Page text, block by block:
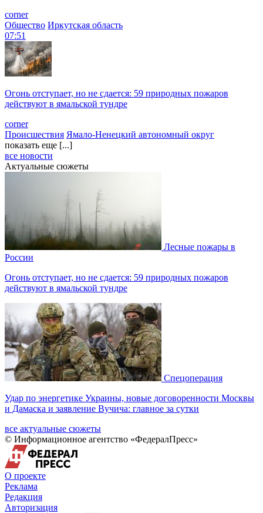
corner
Общество Иркутская область
07:51
Огонь отступает, но не сдается: 59 природных пожаров
действуют в ямальской тундре
corner
Происшествия Ямало-Ненецкий автономный округ
показать еще [...]
все новости
Актуальные сюжеты
Лесные пожары в
России
Огонь отступает, но не сдается: 59 природных пожаров
действуют в ямальской тундре
Спецоперация
Удар по энергетике Украины, новые договоренности Москвы
и Дамаска и заявление Вучича: главное за сутки
все актуальные сюжеты
© Информационное агентство «ФедералПресс»
О проекте
Реклама
Редакция
Авторизация